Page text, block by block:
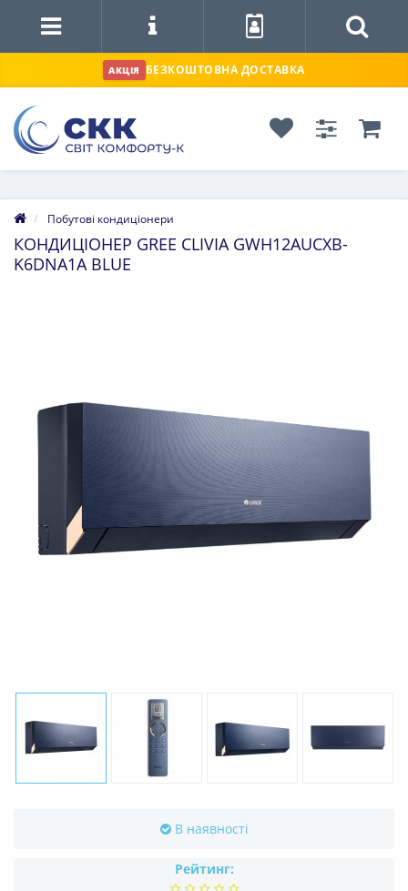
АКЦІЯ БЕЗКОШТОВНА ДОСТАВКА
Побутові кондиціонери
КОНДИЦІОНЕР GREE CLIVIA GWH12AUCXB-
K6DNA1A BLUE
В наявності
Рейтинг: